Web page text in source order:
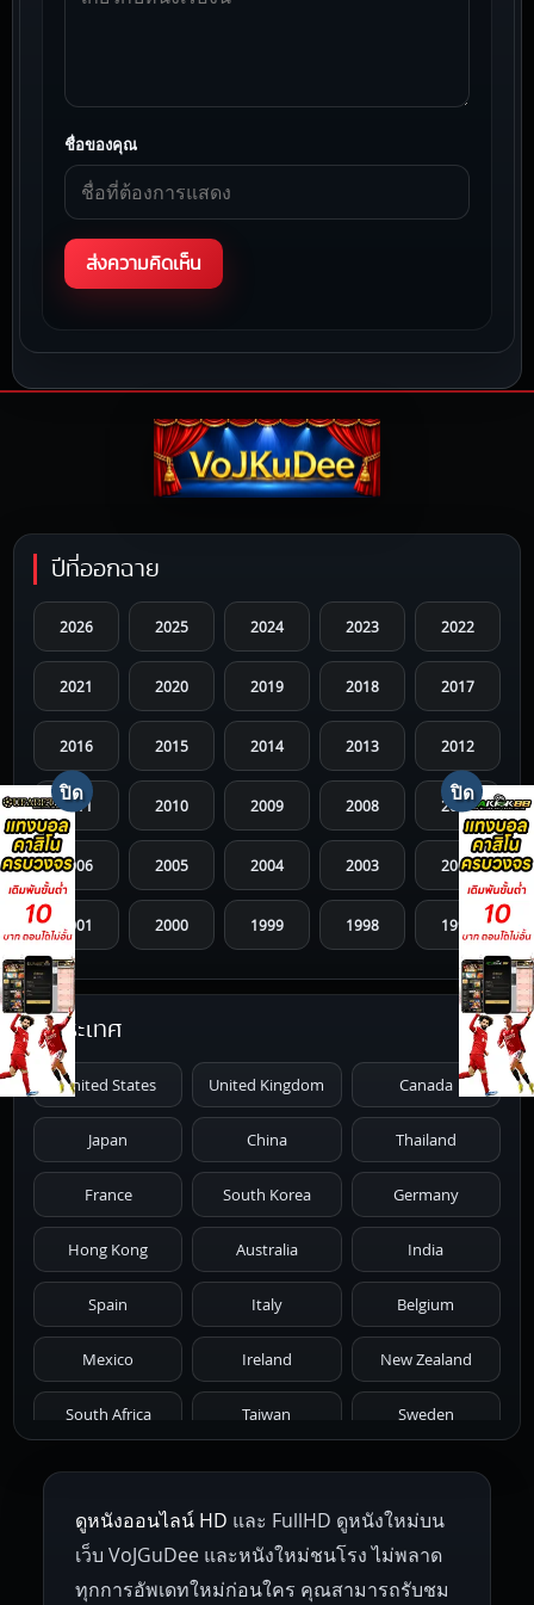
ชื่อของคุณ
ปีที่ออกฉาย
2026 2025 2024 2023 2022
2021 2020 2019 2018 2017
2016 2015 2014 2013 2012
2011 2010 2009 2008 2007
2006 2005 2004 2003 2002
2001 2000 1999 1998 1997
1996 1995 1994 1993 1992
1991 1987
1986 1985 1984 1983 1982
1981 1980 1979 1978 1977
1976 1975 1974 1973 1972
1971 1970 1969 1968 1967
1966 1965 1964 1963 1962
1959 1955
1945 1942 1941 1940 1939
1938 1937 1930 1928 1916
ประเทศ
United States United Kingdom Canada
Japan China Thailand
France South Korea Germany
Hong Kong Australia India
Spain Italy Belgium
Mexico Ireland New Zealand
South Africa Taiwan Sweden
Netherlands Russia Poland
Hungary Denmark Bulgaria
Czech Republic Brazil Turkey
ดูหนังออนไลน์ HD และ FullHD ดูหนังใหม่บน
เว็บ VoJGuDee และหนังใหม่ชนโรง ไม่พลาด
ทุกการอัพเดทใหม่ก่อนใคร คุณสามารถรับชม